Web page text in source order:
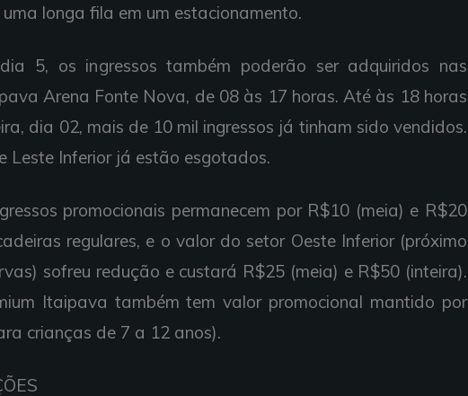
longa fila em um estacionamento.
5, os ingressos também poderão ser adquiridos nas
Arena Fonte Nova, de 08 às 17 horas. Até às 18 horas
dia 02, mais de 10 mil ingressos já tinham sido vendidos.
Leste Inferior já estão esgotados.
promocionais permanecem por R$10 (meia) e R$20
regulares, e o valor do setor Oeste Inferior (próximo
sofreu redução e custará R$25 (meia) e R$50 (inteira).
Itaipava também tem valor promocional mantido por
crianças de 7 a 12 anos).